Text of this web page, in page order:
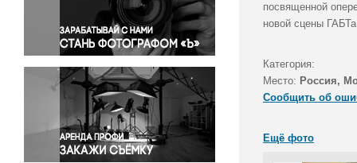
Правосудие
Происшествия и конфликты
Религия
Светская жизнь
Спорт
Экология
Экономика и бизнес
посвященной
новой сцены
Категория:
Место: Россия,
Сообщить об
Ещё фото